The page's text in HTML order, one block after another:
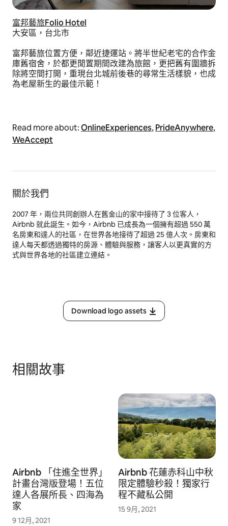
富邦藝旅Folio Hotel
大安區，台北市
富邦藝旅位置方便，鄰近捷運站。將半世紀老宅的合作金
庫舊宿舍，於都更閒置期間改建為旅館，更把舊有圍牆拆
除將空間打開，重現台北城前後巷的尋常生活樣貌，也成
為老屋新生的最佳示範！
Read more about:OnlineExperiences,PrideAnywhere,
WeAccept
關於我們
2007 年，兩位共同創辦人在舊金山的家中接待了 3 位客人，
Airbnb 就此誕生。如今，Airbnb 已成長為一個擁有超過 550 萬
名房東和達人的社區，在世界各地接待了超過 25 億人次。房東和
達人每天都透過獨特的房源、體驗與服務，讓客人以更真實的方
式與世界各地的社區建立連結。
Download logo assets
相關故事
Airbnb 「住進全世界」
計畫台灣版登場！五位
達人各展所長、四海為
家
9 12月, 2021
Airbnb 花蓮赤科山中秋
限定體驗秒殺！獨家行
程不藏私公開
15 9月, 2021